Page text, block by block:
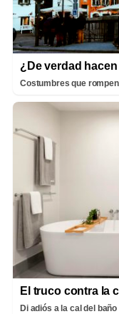
¿De verdad
Costumbres que
El truco contra la
Di adiós a la cal del